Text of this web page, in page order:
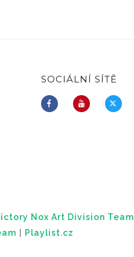
SOCIÁLNÍ SÍTĚ
Nox Art Division Team
Playlist.cz